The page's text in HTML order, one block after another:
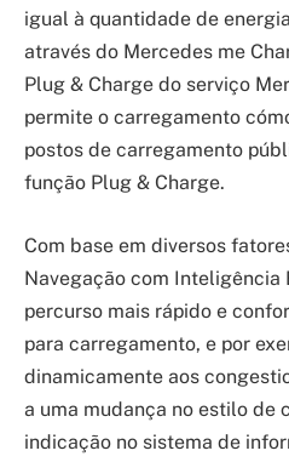
igual à quantidade de
através do Mercedes me
Plug & Charge do serviço
permite o carregamento
postos de carregamento
função Plug & Charge.
Com base em diversos
Navegação com Inteligência
percurso mais rápido e
para carregamento, e por
dinamicamente aos
a uma mudança no estilo de
indicação no sistema de